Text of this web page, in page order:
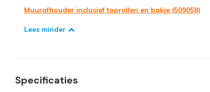
Muurafhouder inclusief toprollen en bakje (509058)
Lees minder
Specificaties